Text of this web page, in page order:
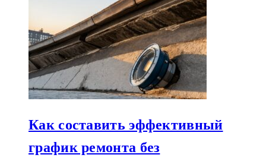
Как составить эффективный
график ремонта без